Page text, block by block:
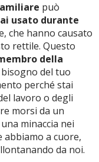
può
usato durante
che hanno causato
rettile. Questo
della
del tuo
perché stai
lavoro o degli
morsi da un
minaccia nei
abbiamo a cuore,
da noi.